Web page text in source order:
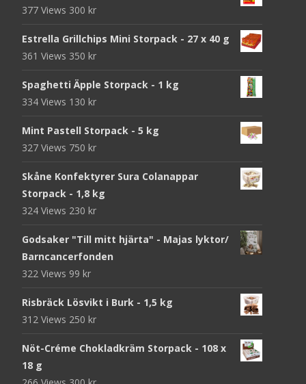
377 Views 300 kr
Estrella Grillchips Mini Storpack - 27 x 40 g
361 Views 350 kr
Spaghetti Äpple Storpack - 1 kg
334 Views 130 kr
Mint Pastell Storpack - 5 kg
327 Views 750 kr
Skåne Konfektyrer Sura Colanappar
Storpack - 1,8 kg
324 Views 230 kr
Godsaker "Till mitt hjärta" - Majas lyktor/
Barncancerfonden
322 Views 99 kr
Risbräck Lösvikt i Burk - 1,5 kg
312 Views 250 kr
Nöt-Créme Chokladkräm Storpack - 108 x
18 g